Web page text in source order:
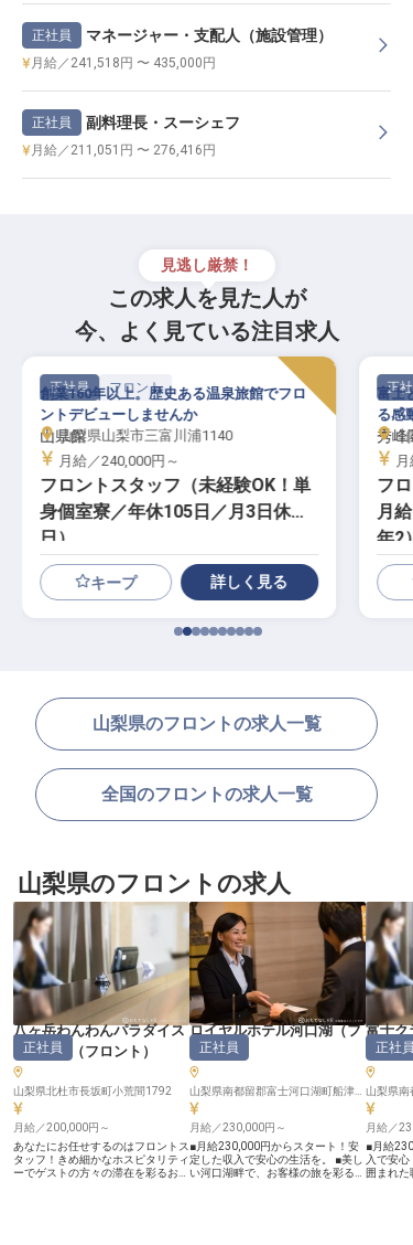
正社員 マネージャー・支配人（施設管理）
月給／241,518円 〜 435,000円
正社員 副料理長・スーシェフ
月給／211,051円 〜 276,416円
見逃し厳禁！
この求人を見た人が
今、よく見ている注目求人
正社員 フロント
山県館
フロントスタッフ（未経験OK！単
身個室寮／年休105日／月3日休館
日）
創業160年以上。歴史ある温泉旅館でフロ
ントデビューしませんか
山梨県山梨市三富川浦1140
月給／240,000円～
キープ 詳しく見る
正社
秀峰
フ
月
年2）
富士
る感
山
山梨県のフロントの求人一覧
全国のフロントの求人一覧
山梨県のフロントの求人
八ヶ岳わんわんパラダイス
コテージ
（フロント ）
正社員
山梨県北杜市長坂町小荒間1792
月給／200,000円～
あなたにお任せするのはフロントス
タッフ！きめ細かなホスピタリティ
ーでゲストの方々の滞在を彩るお仕
ロイヤルホテル河口湖（フ
ロント）
正社員
月給／230,000円～
■月給230,000円からスタート！安
定した収入で安心の生活を。 ■美し
い河口湖畔で、お客様の旅を彩るフ
富士ク
ロント
正社員
月給／
■月給
入で安
囲まれた